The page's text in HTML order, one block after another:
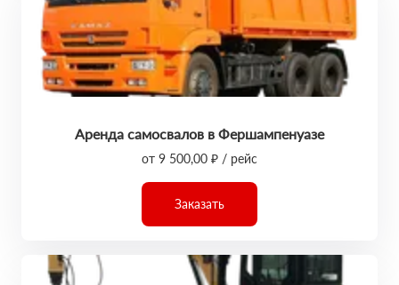
Аренда самосвалов в Фершампенуазе
от 9 500,00 ₽ / рейс
Заказать